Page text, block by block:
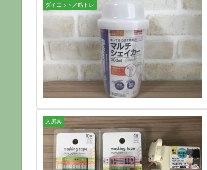
ダイエット／筋トレ
文房具